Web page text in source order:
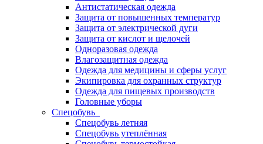
Антистатическая одежда
Защита от повышенных температур
Защита от электрической дуги
Защита от кислот и щелочей
Одноразовая одежда
Влагозащитная одежда
Одежда для медицины и сферы услуг
Экипировка для охранных структур
Одежда для пищевых производств
Головные уборы
Спецобувь
Спецобувь летняя
Спецобувь утеплённая